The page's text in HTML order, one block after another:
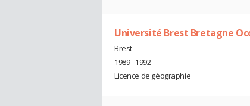
Université Brest Bretagne
Brest
1989 - 1992
Licence de géographie